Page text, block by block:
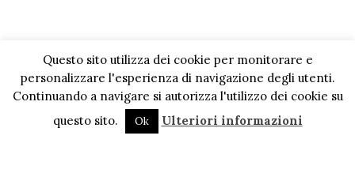
Questo sito utilizza dei cookie per monitorare e
personalizzare l'esperienza di navigazione degli utenti.
Continuando a navigare si autorizza l'utilizzo dei cookie su
questo sito.
Ok Ulteriori informazioni